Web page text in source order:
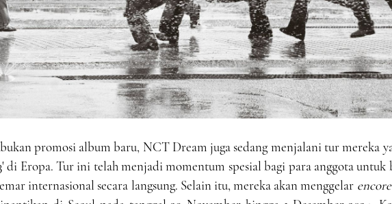
promosi album baru, NCT Dream juga sedang menjalani tur mereka
di Eropa. Tur ini telah menjadi momentum spesial bagi para anggota untuk
internasional secara langsung. Selain itu, mereka akan menggelar